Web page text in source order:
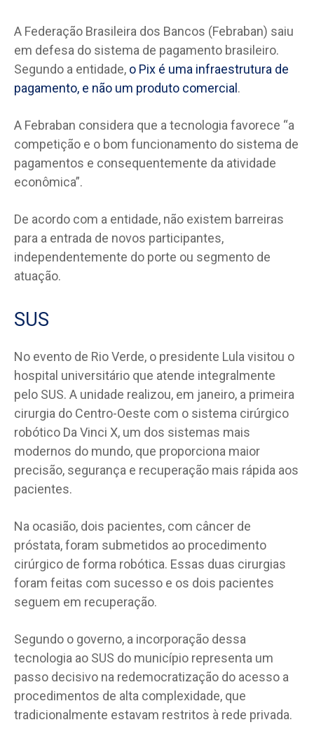
A Federação Brasileira dos Bancos (Febraban) saiu
em defesa do sistema de pagamento brasileiro.
Segundo a entidade, o Pix é uma infraestrutura de
pagamento, e não um produto comercial .
A Febraban considera que a tecnologia favorece “a
competição e o bom funcionamento do sistema de
pagamentos e consequentemente da atividade
econômica”.
De acordo com a entidade, não existem barreiras
para a entrada de novos participantes,
independentemente do porte ou segmento de
atuação.
SUS
No evento de Rio Verde, o presidente Lula visitou o
hospital universitário que atende integralmente
pelo SUS. A unidade realizou, em janeiro, a primeira
cirurgia do Centro-Oeste com o sistema cirúrgico
robótico Da Vinci X, um dos sistemas mais
modernos do mundo, que proporciona maior
precisão, segurança e recuperação mais rápida aos
pacientes.
Na ocasião, dois pacientes, com câncer de
próstata, foram submetidos ao procedimento
cirúrgico de forma robótica. Essas duas cirurgias
foram feitas com sucesso e os dois pacientes
seguem em recuperação.
Segundo o governo, a incorporação dessa
tecnologia ao SUS do município representa um
passo decisivo na redemocratização do acesso a
procedimentos de alta complexidade, que
tradicionalmente estavam restritos à rede privada.